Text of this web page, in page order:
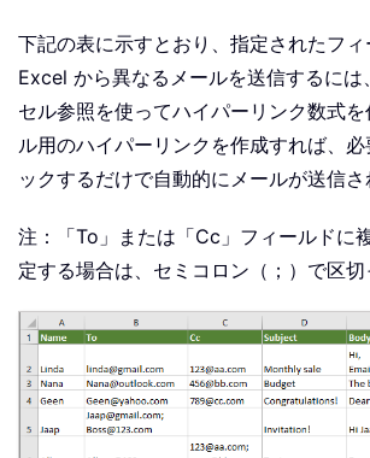
下記の表に示すとおり、指定されたフ
Excel から異なるメールを送信するには
セル参照を使ってハイパーリンク数式
ル用のハイパーリンクを作成すれば、必
ックするだけで自動的にメールが送信さ
注：「To」または「Cc」フィールドに
定する場合は、セミコロン（；）で区切